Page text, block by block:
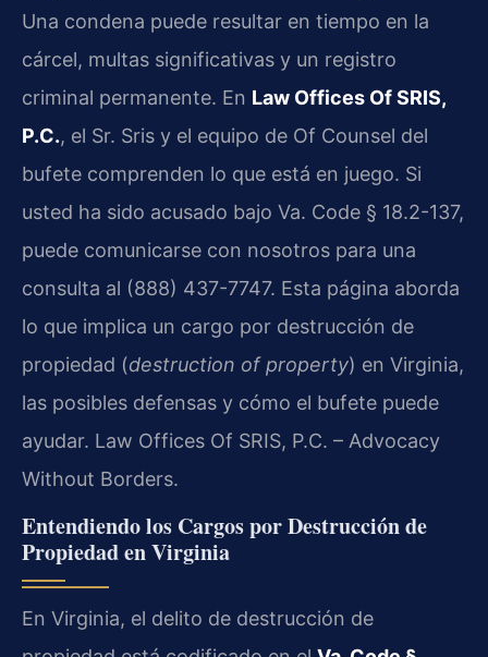
Una condena puede resultar en tiempo en la
cárcel, multas significativas y un registro
criminal permanente. En Law Offices Of SRIS,
P.C., el Sr. Sris y el equipo de Of Counsel del
bufete comprenden lo que está en juego. Si
usted ha sido acusado bajo Va. Code § 18.2-137,
puede comunicarse con nosotros para una
consulta al (888) 437-7747. Esta página aborda
lo que implica un cargo por destrucción de
propiedad (destruction of property) en Virginia,
las posibles defensas y cómo el bufete puede
ayudar. Law Offices Of SRIS, P.C. – Advocacy
Without Borders.
Entendiendo los Cargos por Destrucción de
Propiedad en Virginia
En Virginia, el delito de destrucción de